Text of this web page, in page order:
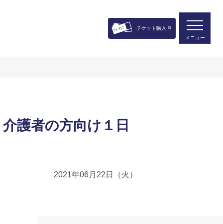
チケット購入
メニュー
護者の方向け１日
2021年06月22日（火）